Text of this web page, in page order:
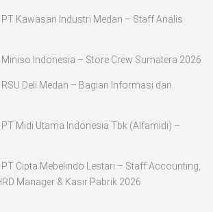
Kawasan Industri Medan – Staff Analis
Indonesia – Store Crew Sumatera 2026
Deli Medan – Bagian Informasi dan
Midi Utama Indonesia Tbk (Alfamidi) –
Cipta Mebelindo Lestari – Staff Accounting,
Manager & Kasir Pabrik 2026